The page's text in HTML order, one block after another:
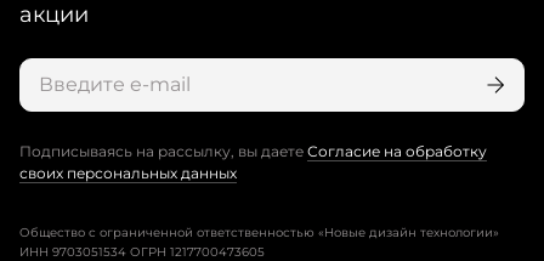
акции
Подписываясь на рассылку, вы даете Согласие на обработку
своих персональных данных
Общество с ограниченной ответственностью «Новые дизайн технологии»
ИНН 9703051534 ОГРН 1217700473605